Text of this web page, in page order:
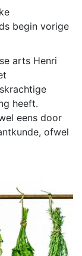
begin vorige
arts Henri
heeft.
eens door
ofwel